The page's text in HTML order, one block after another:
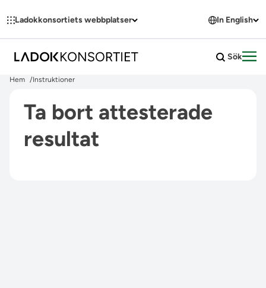
Ladokkonsortiets webbplatser In English
Sök
Hem Instruktioner
Ta bort attesterade
resultat